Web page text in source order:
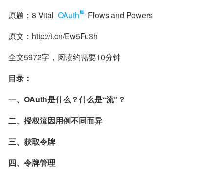
原题：8 Vital OAuth
Flows and Powers
原文：http://t.cn/Ew5Fu3h
全文5972字，阅读约需要10分钟
目录：
一、OAuth是什么？什么是“流”？
二、授权流因用例不同而异
三、获取令牌
四、令牌管理